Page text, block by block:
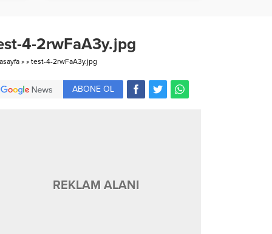
4-2rwFaA3y.jpg
» » test-4-2rwFaA3y.jpg
ABONE OL
REKLAM ALANI